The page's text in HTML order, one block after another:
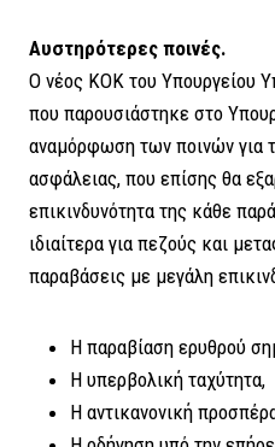
Αυστηρότερες ποινές.
Ο νέος ΚΟΚ του Υπουργείου
που παρουσιάστηκε στο
αναμόρφωση των ποινών για
ασφάλειας, που επίσης θα
επικινδυνότητα της κάθε
ιδιαίτερα για πεζούς και
παραβάσεις με μεγάλη
H παραβίαση ερυθρού
Η υπερβολική ταχύτητα,
Η αντικανονική